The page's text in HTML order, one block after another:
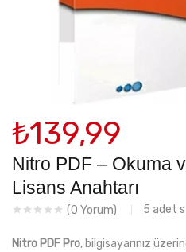
Nitro PDF – Okuma
Lisans Anahtarı
(0 Yorum) 5 adet
₺139,99
Nitro PDF Pro, bilgisayarınız